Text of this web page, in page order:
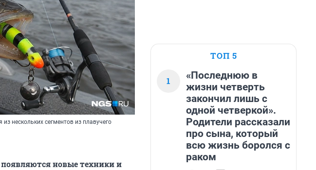
нескольких сегментов из плавучего
новые техники и
ТОП 5
1
«Последнюю в
жизни четверть
закончил лишь с
одной четверкой».
Родители рассказали
про сына, который
всю жизнь боролся с
раком